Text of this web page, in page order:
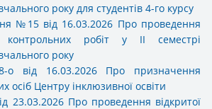
року для студентів 4-го курсу
№15 від 16.03.2026 Про проведення
контрольних робіт у ІІ семестрі
року
від 16.03.2026 Про призначення
осіб Центру інклюзивної освіти
23.03.2026 Про проведення відкритої